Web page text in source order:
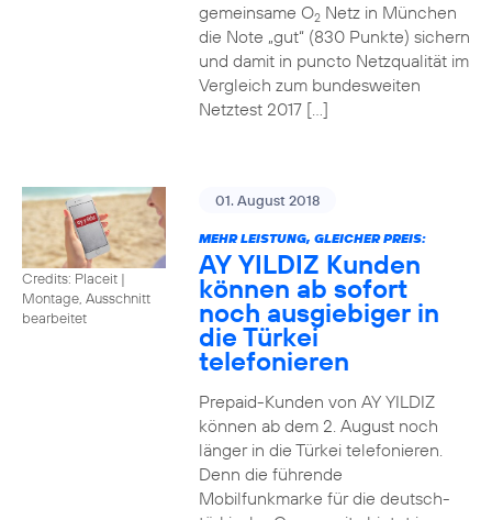
gemeinsame O2Netz in München
die Note „gut“ (830 Punkte) sichern
und damit in puncto Netzqualität im
Vergleich zum bundesweiten
Netztest 2017 […]
Credits: Placeit |
Montage, Ausschnitt
bearbeitet
01. August 2018
MEHR LEISTUNG, GLEICHER PREIS:
AY YILDIZ Kunden
können ab sofort
noch ausgiebiger in
die Türkei
telefonieren
Prepaid-Kunden von AY YILDIZ
können ab dem 2. August noch
länger in die Türkei telefonieren.
Denn die führende
Mobilfunkmarke für die deutsch-